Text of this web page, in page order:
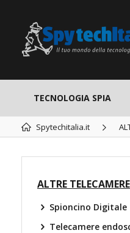
TECNOLOGIA SPIA
Spytechitalia.it
ALTRE TELECAMERE
Spioncino Digitale
Telecamere